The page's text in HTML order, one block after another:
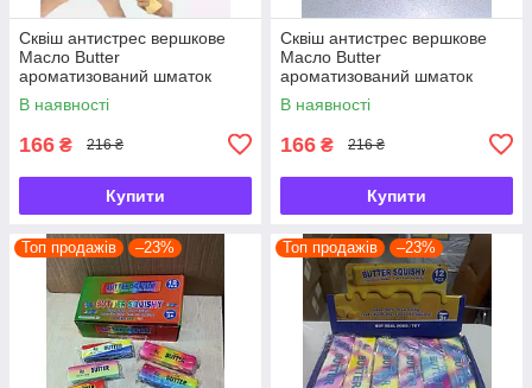
Сквіш антистрес вершкове
Масло Butter
ароматизований шматок
масла
В наявності
166 ₴ 216 ₴
Купити
Сквіш антистрес вершкове
Масло Butter
ароматизований шматок
масла
В наявності
166 ₴ 216 ₴
Купити
Топ продажів –23% Топ продажів –23%